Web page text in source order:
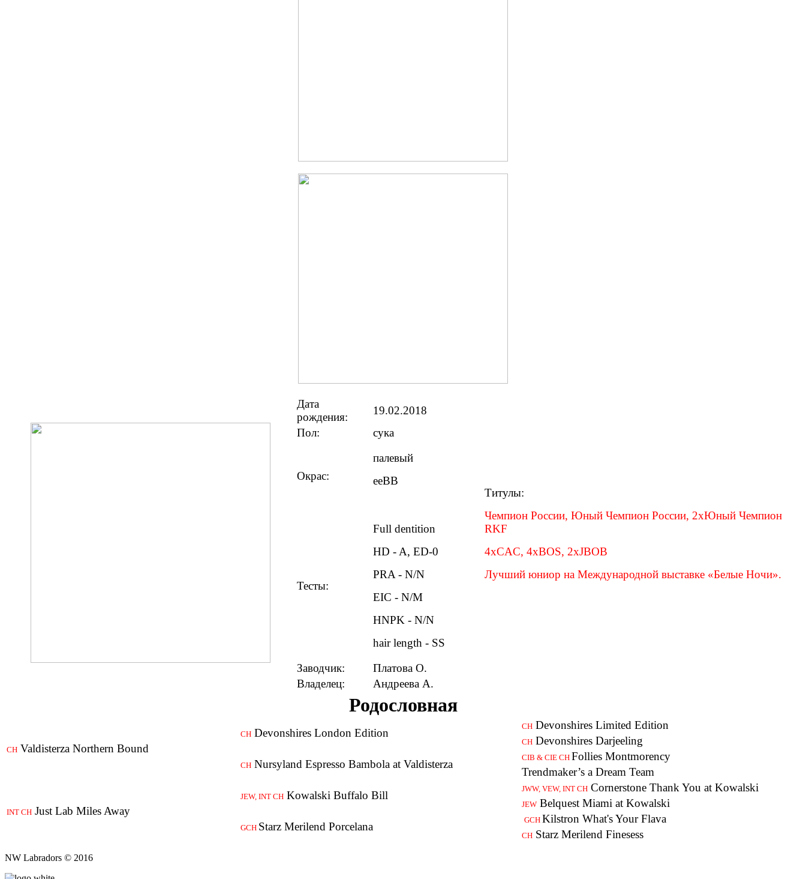
Дата
рождения:
19.02.2018
Титулы:
Чемпион России, Юный Чемпион России, 2xЮный Чемпион
RKF
4xCAC, 4xBOS, 2xJBOB
Лучший юниор на Международной выставке «Белые Ночи».
Пол: сука
Окрас:
палевый
eeBB
Тесты:
Full dentition
HD - A, ED-0
PRA - N/N
EIC - N/M
HNPK - N/N
hair length - SS
Заводчик:
Платова О.
Владелец:
Андреева А.
Родословная
CH Valdisterza Northern Bound
CH Devonshires London Edition
CH Devonshires Limited Edition
CH Devonshires Darjeeling
CH Nursyland Espresso Bambola at Valdisterza
CIB & CIE CH Follies Montmorency
Trendmaker’s a Dream Team
INT CH Just Lab Miles Away
JEW, INT CH Kowalski Buffalo Bill
JWW, VEW, INT CH Cornerstone Thank You at Kowalski
JEW Belquest Miami at Kowalski
GCH Starz Merilend Porcelana
GCH Kilstron What's Your Flava
CH Starz Merilend Finesess
NW Labradors © 2016